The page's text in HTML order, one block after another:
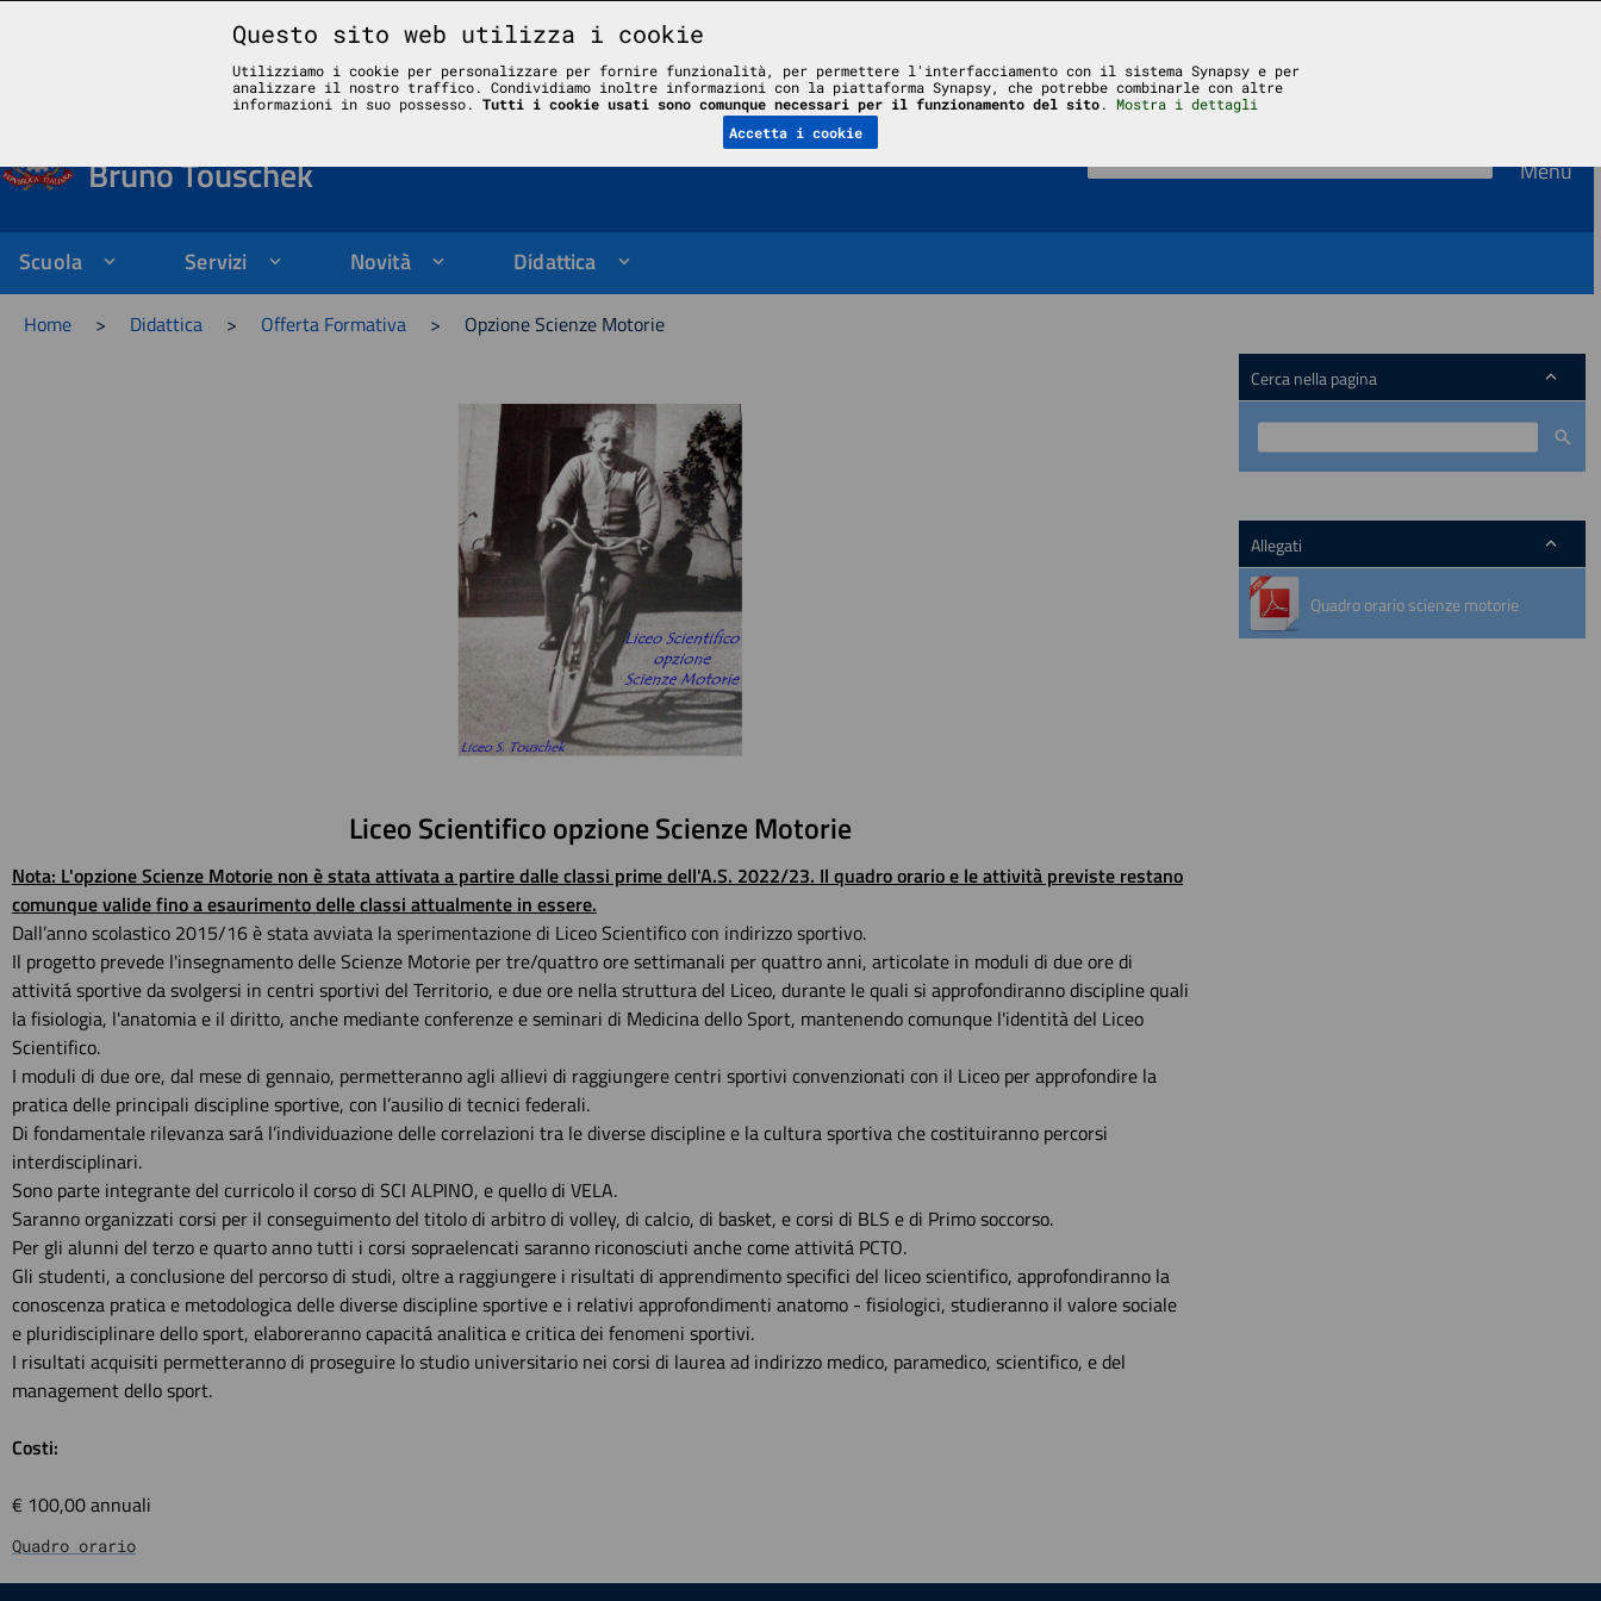
Liceo Scientifico Statale Bruno Touschek - Grottaferrata - Roma
Liceo Scientifico Statale
Bruno Touschek Menu
Scuola Servizi Novità Didattica
Home > Didattica > Offerta Formativa > Opzione Scienze Motorie
Liceo Scientifico opzione Scienze Motorie
Nota: L'opzione Scienze Motorie non è stata attivata a partire dalle classi prime dell'A.S. 2022/23. Il quadro orario e le attività previste restano
comunque valide fino a esaurimento delle classi attualmente in essere.
Dall’anno scolastico 2015/16 è stata avviata la sperimentazione di Liceo Scientifico con indirizzo sportivo.
Il progetto prevede l'insegnamento delle Scienze Motorie per tre/quattro ore settimanali per quattro anni, articolate in moduli di due ore di
attivitá sportive da svolgersi in centri sportivi del Territorio, e due ore nella struttura del Liceo, durante le quali si approfondiranno discipline quali
la fisiologia, l'anatomia e il diritto, anche mediante conferenze e seminari di Medicina dello Sport, mantenendo comunque l'identità del Liceo
Scientifico.
I moduli di due ore, dal mese di gennaio, permetteranno agli allievi di raggiungere centri sportivi convenzionati con il Liceo per approfondire la
pratica delle principali discipline sportive, con l’ausilio di tecnici federali.
Di fondamentale rilevanza sará l’individuazione delle correlazioni tra le diverse discipline e la cultura sportiva che costituiranno percorsi
interdisciplinari.
Sono parte integrante del curricolo il corso di SCI ALPINO, e quello di VELA.
Saranno organizzati corsi per il conseguimento del titolo di arbitro di volley, di calcio, di basket, e corsi di BLS e di Primo soccorso.
Per gli alunni del terzo e quarto anno tutti i corsi sopraelencati saranno riconosciuti anche come attivitá PCTO.
Gli studenti, a conclusione del percorso di studi, oltre a raggiungere i risultati di apprendimento specifici del liceo scientifico, approfondiranno la
conoscenza pratica e metodologica delle diverse discipline sportive e i relativi approfondimenti anatomo - fisiologici, studieranno il valore sociale
e pluridisciplinare dello sport, elaboreranno capacitá analitica e critica dei fenomeni sportivi.
I risultati acquisiti permetteranno di proseguire lo studio universitario nei corsi di laurea ad indirizzo medico, paramedico, scientifico, e del
management dello sport.
Costi:
€ 100,00 annuali
Quadro orario
Cerca nella pagina
Allegati
Quadro orario scienze motorie
Questo sito web utilizza i cookie
Utilizziamo i cookie per personalizzare per fornire funzionalità, per permettere l'interfacciamento con il sistema Synapsy e per
analizzare il nostro traffico. Condividiamo inoltre informazioni con la piattaforma Synapsy, che potrebbe combinarle con altre
informazioni in suo possesso. Tutti i cookie usati sono comunque necessari per il funzionamento del sito. Mostra i dettagli
Accetta i cookie